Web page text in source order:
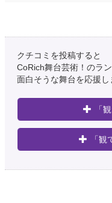
クチコミを投稿すると
CoRich舞台芸術！のラ
面白そうな舞台を応援し
「
「